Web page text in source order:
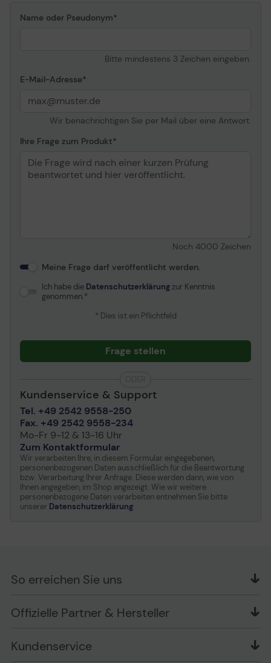
Name oder Pseudonym
Bitte mindestens 3 Zeichen eingeben.
E-Mail-Adresse
Wir benachrichtigen Sie per Mail über eine Antwort.
Ihre Frage zum Produkt
Noch 4000 Zeichen
Meine Frage darf veröffentlicht werden.
Ich habe die Datenschutzerklärungzur Kenntnis
genommen.
* Dies ist ein Pflichtfeld
Frage stellen
Kundenservice & Support
Tel. +49 2542 9558-250
Fax. +49 2542 9558-234
Mo-Fr 9-12 & 13-16 Uhr
Zum Kontaktformular
Wir verarbeiten Ihre, in diesem Formular eingegebenen,
personenbezogenen Daten ausschließlich für die Beantwortung
bzw. Verarbeitung Ihrer Anfrage. Diese werden dann, wie von
Ihnen angegeben, im Shop angezeigt. Wie wir weitere
personenbezogene Daten verarbeiten entnehmen Sie bitte
unserer Datenschutzerklärung.
Offizielle Partner & Hersteller
Kundenservice
So erreichen Sie uns
Schlesierring 35
Telefon: +49 (0) 2542 / 9558250